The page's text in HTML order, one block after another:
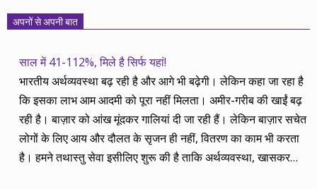
अपनों से अपनी बात
साल में 41-112%, मिले है सिर्फ यहां!
भारतीय अर्थव्यवस्था बढ़ रही है और आगे भी बढ़ेगी। लेकिन कहा जा रहा है
कि इसका लाभ आम आदमी को पूरा नहीं मिलता। अमीर-गरीब की खाईं बढ़
रही है। बाज़ार को आंख मूंदकर गालियां दी जा रही हैं। लेकिन बाज़ार सचेत
लोगों के लिए आय और दौलत के सृजन ही नहीं, वितरण का काम भी करता
है। हमने तथास्तु सेवा इसीलिए शुरू की है ताकि अर्थव्यवस्था, खासकर